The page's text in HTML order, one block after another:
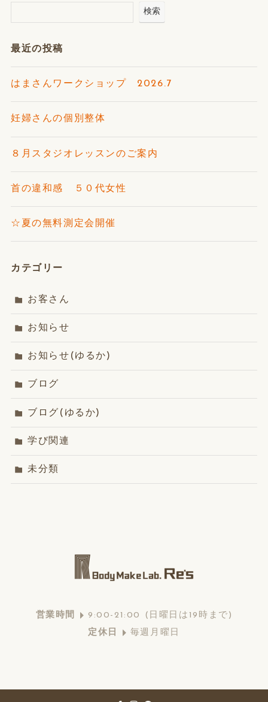
検索
最近の投稿
はまさんワークショップ 2026.7
妊婦さんの個別整体
８月スタジオレッスンのご案内
首の違和感 ５０代女性
☆夏の無料測定会開催
カテゴリー
お客さん
お知らせ
お知らせ(ゆるか)
ブログ
ブログ(ゆるか)
学び関連
未分類
営業 時間
9:00-21:00 (日曜日は19時まで)
定休日
毎週月曜日